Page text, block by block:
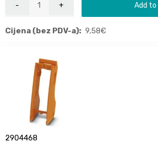
Add
Cijena (bez PDV-a): 9,58€
2904468